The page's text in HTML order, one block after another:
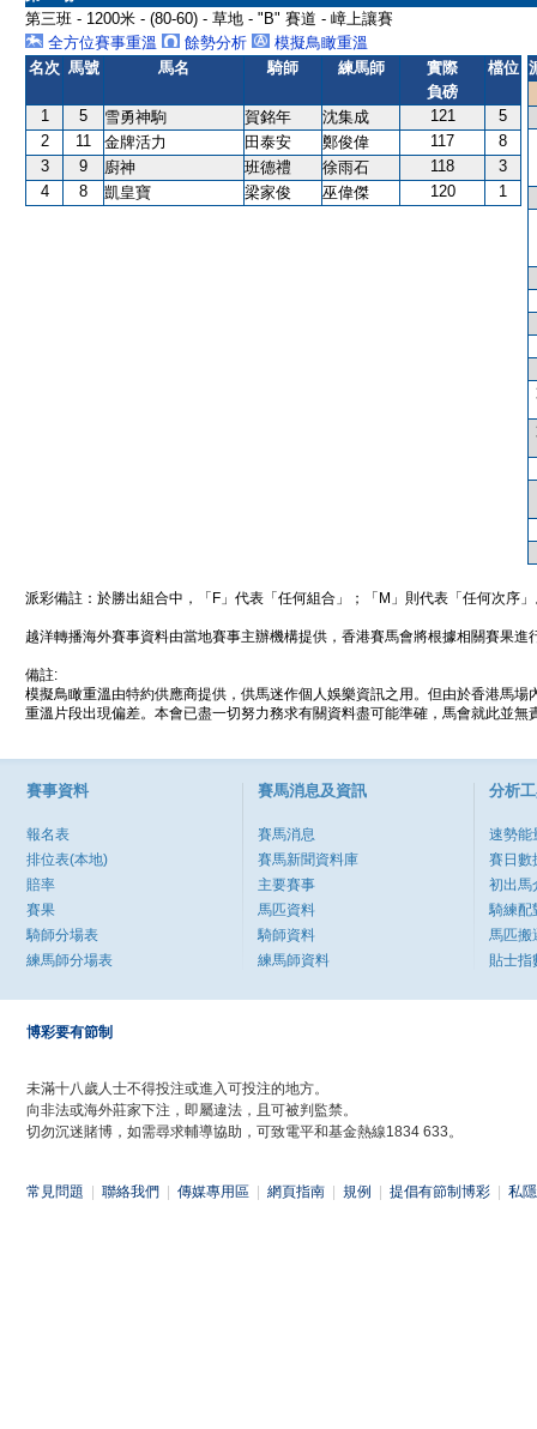
第三班 - 1200米 - (80-60) - 草地 - "B" 賽道 - 嶂上讓賽
全方位賽事重溫
餘勢分析
模擬鳥瞰重溫
名次 馬號 馬名 騎師 練馬師
實際
負磅
檔位
1 5 雪勇神駒 賀銘年 沈集成 121
5
2
11 金牌活力 田泰安 鄭俊偉 117
8
3
9 廚神 班德禮 徐雨石 118
3
4
8 凱皇寶 梁家俊 巫偉傑 120 1
派彩備註：於勝出組合中，「F」代表「任何組合」；「M」則代表「任何次序
越洋轉播海外賽事資料由當地賽事主辦機構提供，香港賽馬會將根據相關賽果進
備註:
模擬鳥瞰重溫由特約供應商提供，供馬迷作個人娛樂資訊之用。但由於香港馬
重溫片段出現偏差。本會已盡一切努力務求有關資料盡可能準確，馬會就此並
賽事資料
報名表
排位表(本地)
賠率
賽果
騎師分場表
練馬師分場表
賽馬消息及資訊
賽馬消息
賽馬新聞資料庫
主要賽事
馬匹資料
騎師資料
練馬師資料
分析
速勢能
賽日數
初出馬
騎練配
馬匹搬
貼士指
博彩要有節制
未滿十八歲人士不得投注或進入可投注的地方。
向非法或海外莊家下注，即屬違法，且可被判監禁。
切勿沉迷賭博，如需尋求輔導協助，可致電平和基金熱線1834 633。
常見問題 聯絡我們 傳媒專用區 網頁指南 規例 提倡有節制博彩 私